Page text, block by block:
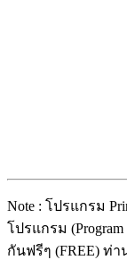
Note : โปรแกรม
โปรแกรม
กันฟรีๆ (FREE) ท่